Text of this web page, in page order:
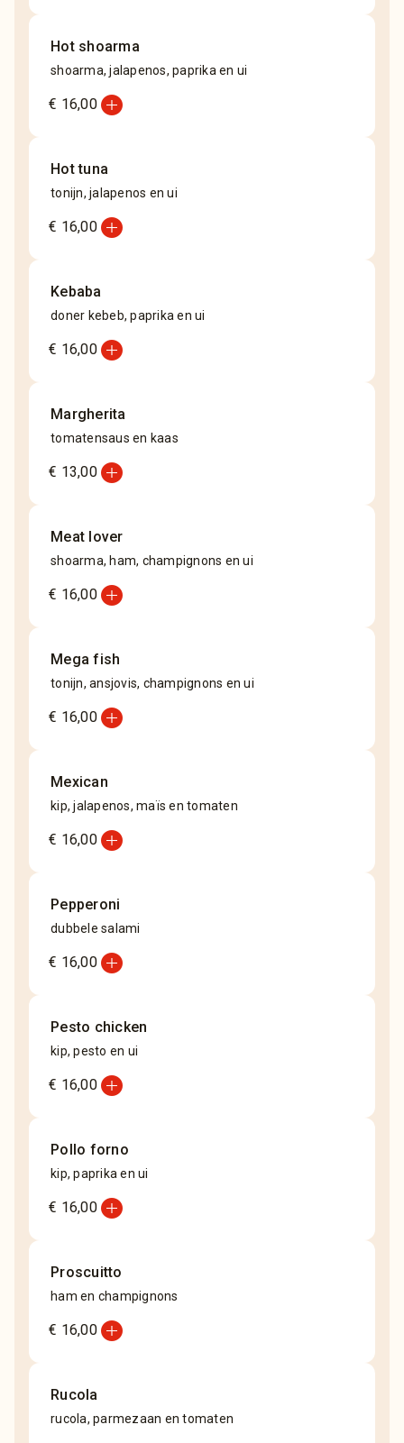
Hot shoarma
shoarma, jalapenos, paprika en ui
€ 16,00add_circle
Hot tuna
tonijn, jalapenos en ui
€ 16,00add_circle
Kebaba
doner kebeb, paprika en ui
€ 16,00add_circle
Margherita
tomatensaus en kaas
€ 13,00add_circle
Meat lover
shoarma, ham, champignons en ui
€ 16,00add_circle
Mega fish
tonijn, ansjovis, champignons en ui
€ 16,00add_circle
Mexican
kip, jalapenos, maïs en tomaten
€ 16,00add_circle
Pepperoni
dubbele salami
€ 16,00add_circle
Pesto chicken
kip, pesto en ui
€ 16,00add_circle
Pollo forno
kip, paprika en ui
€ 16,00add_circle
Proscuitto
ham en champignons
€ 16,00add_circle
Rucola
rucola, parmezaan en tomaten